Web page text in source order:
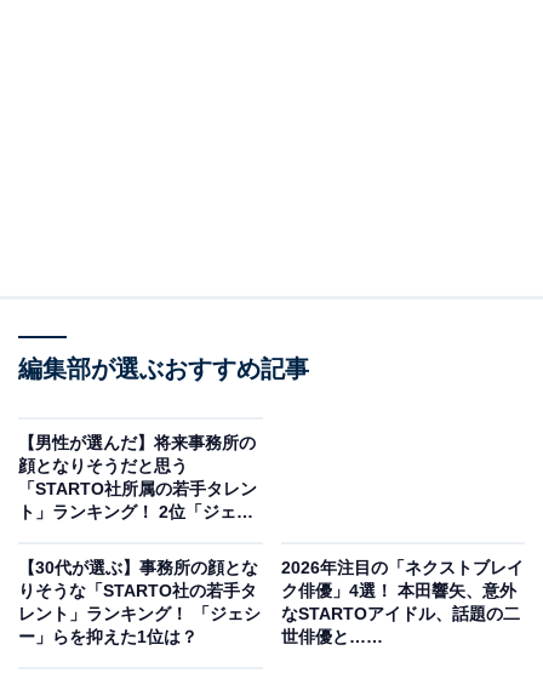
2位には、KEY TO LITに所属する猪狩蒼弥さんが選ばれ
ました。猪狩さんは、持ち前の明るい性格を武器に、現
在はさまざまなバラエティー番組に出演して大活躍中で
す。
また、映画『教場 Requiem』に出演するなど、俳優とし
編集部が選ぶおすすめ記事
【男性が選んだ】将来事務所の
顔となりそうだと思う
「STARTO社所属の若手タレン
ト」ランキング！ 2位「ジェシ
調査】
【30代が選ぶ】事務所の顔とな
りそうな「STARTO社の若手タ
レント」ランキング！ 「ジェシ
ー」らを抑えた1位は？
2026年注目の「ネクストブレイ
ク俳優」4選！ 本田響矢、意外
なSTARTOアイドル、話題の二
世俳優と……